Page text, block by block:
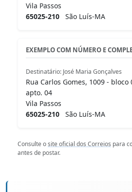
Vila Passos
65025-210 São Luís-MA
EXEMPLO COM NÚMERO E
Destinatário: José Maria Gonçalves
Rua Carlos Gomes, 1009 - bloco
apto. 04
Vila Passos
65025-210 São Luís-MA
Consulte osite oficial dos Correios para
antes de postar.